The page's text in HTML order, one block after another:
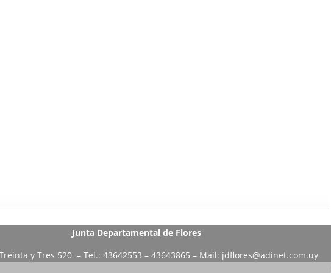
Junta Departamental de Flores
y Tres 520 – Tel.: 43642553 – 43643865 – Mail: jdflores@adinet.com.uy